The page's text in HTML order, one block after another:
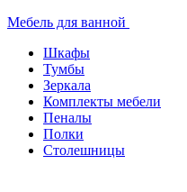
Мебель для ванной
Шкафы
Тумбы
Зеркала
Комплекты мебели
Пеналы
Полки
Столешницы